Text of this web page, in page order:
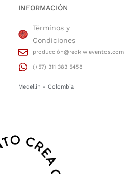
INFORMACIÓN
Términos y
Condiciones
producción@redkiwieventos.com
(+57) 311 383 5458
Medellin - Colombia